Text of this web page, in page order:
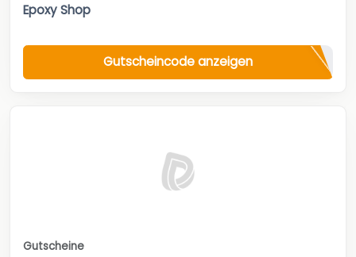
Epoxy Shop
Gutscheincode anzeigen
Gutscheine